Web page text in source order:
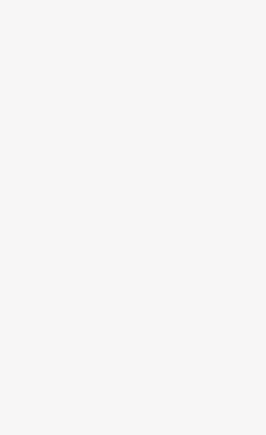
・プラン変更・休会・退会など
でにマイページ[契約管理]からお
・お問い合わせは、マイページ
セージ]より、ご登録がお済みで
【レッスンスケジュールの公開に
レッスン前日の23:59までマイペ
※キャンセル期限が過ぎたご予約